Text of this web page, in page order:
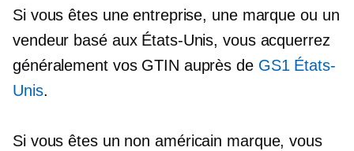
Si vous êtes une entreprise, une marque ou un
vendeur basé aux États-Unis, vous acquerrez
généralement vos GTIN auprès de GS1 États-
Unis.
Si vous êtes un non américain marque, vous